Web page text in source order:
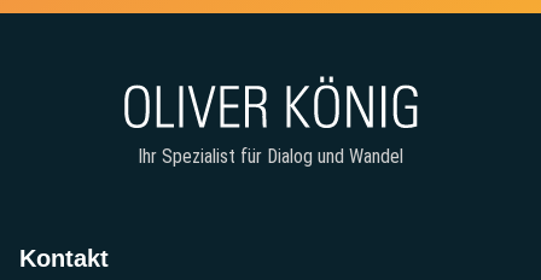
Ihr Spezialist für Dialog und Wandel
Kontakt